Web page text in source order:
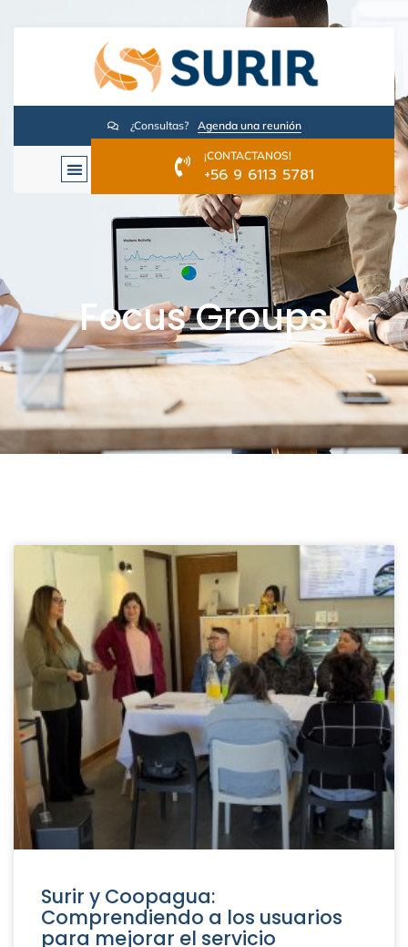
¿Consultas? Agenda una reunión
¡CONTACTANOS!
+56 9 6113 5781
Focus Groups
Surir y Coopagua:
Comprendiendo a los usuarios
para mejorar el servicio